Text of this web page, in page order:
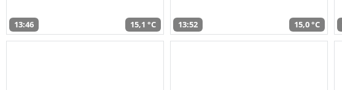
13:46 15,1 °C 13:52 15,0 °C